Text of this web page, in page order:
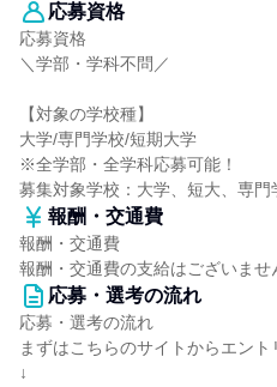
応募資格
応募資格
＼学部・学科不問／
【対象の学校種】
大学/専門学校/短期大学
※全学部・全学科応募可能！
募集対象学校：大学、短大、専門
報酬・交通費
報酬・交通費
報酬・交通費の支給はございませ
応募・選考の流れ
応募・選考の流れ
まずはこちらのサイトからエント
↓